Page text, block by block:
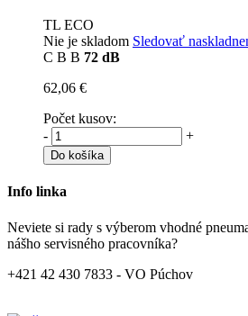
TL ECO
Nie je skladom Sledovať
C B B 72 dB
62,06 €
Počet kusov:
-
+
Do košíka
Info linka
Neviete si rady s výberom vhodné
nášho servisného pracovníka?
+421 42 430 7833 - VO Púchov